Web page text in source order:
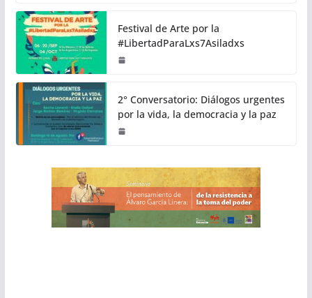
Festival de Arte por la
#LibertadParaLxs7Asiladxs
2° Conversatorio: Diálogos urgentes
por la vida, la democracia y la paz